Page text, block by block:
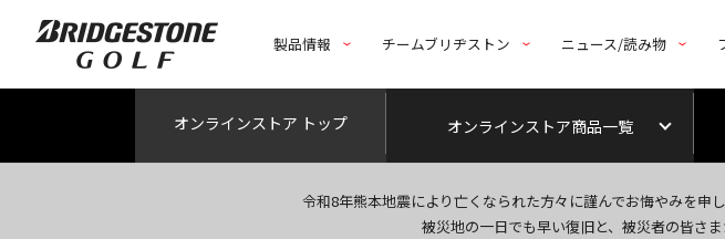
製品情報 チームブリヂストン ニュース/読み物
オンラインストア トップ オンラインストア商品一覧
令和8年熊本地震により亡くなられた方々に謹んでお悔やみを申
被災地の一日でも早い復旧と、被災者の皆さ
今なら新規会員登録で
＜商品配送に関するお知